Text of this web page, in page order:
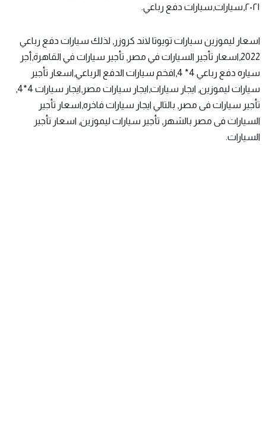
٢٠٢١,سيارات,سيارات دفع رباعي.
اسعار ليموزين سيارات تويوتا لاند كروزر, لذلك سيارات دفع رباعي
2022,اسعار تأجير السيارات في مصر, تأجير سيارات في القاهرة,أجر
سياره دفع رباعي 4* 4,افخم سيارات الدفع الرباعي,اسعار تأجير
سيارات ليموزين, ايجار سيارات,ايجار سيارات مصر,ايجار سيارات 4*4,
تأجير سيارات فى مصر, بالتالي ايجار سيارات فاخره,اسعار تأجير
السيارات فى مصر بالشهر, تأجير سيارات ليموزين, اسعار تأجير
السيارات.